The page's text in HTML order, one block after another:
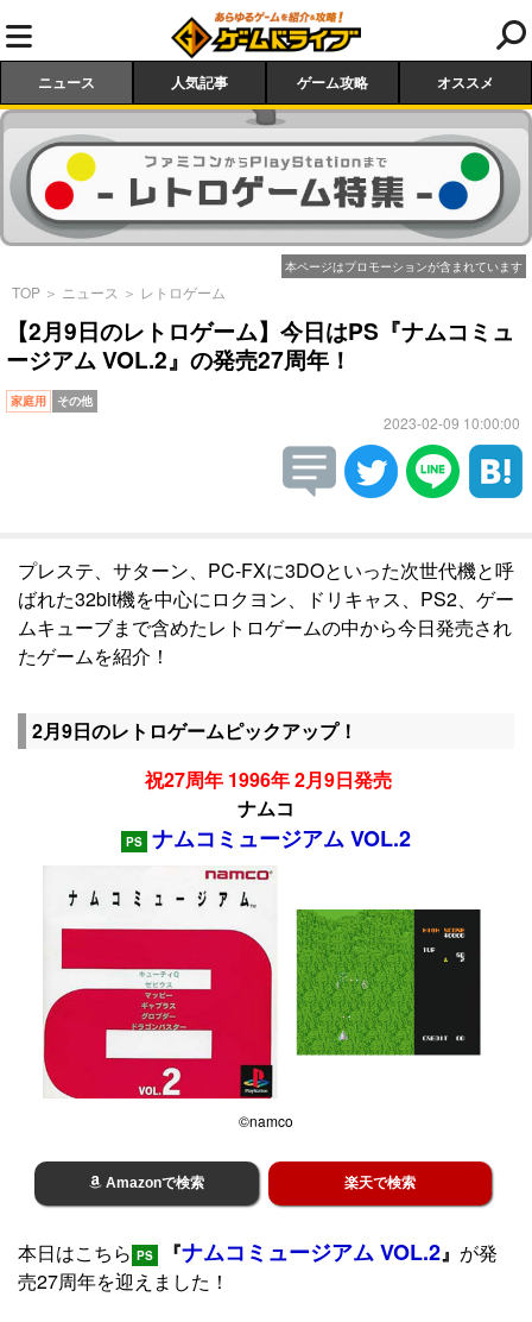
ニュース 人気記事 ゲーム攻略 オススメ
本ページはプロモーションが含まれています
TOP ＞ ニュース ＞ レトロゲーム
【2月9日のレトロゲーム】今日はPS『ナムコミュ
ージアム VOL.2』の発売27周年！
家庭用 その他
2023-02-09 10:00:00
プレステ、サターン、PC-FXに3DOといった次世代機と呼
ばれた32bit機を中心にロクヨン、ドリキャス、PS2、ゲー
ムキューブまで含めたレトロゲームの中から今日発売され
たゲームを紹介！
2月9日のレトロゲームピックアップ！
祝27周年 1996年 2月9日発売
ナムコ
PS ナムコミュージアム VOL.2
©namco
Amazonで検索 楽天で検索
本日はこちら PS 『ナムコミュージアム VOL.2』 が発
売27周年を迎えました！